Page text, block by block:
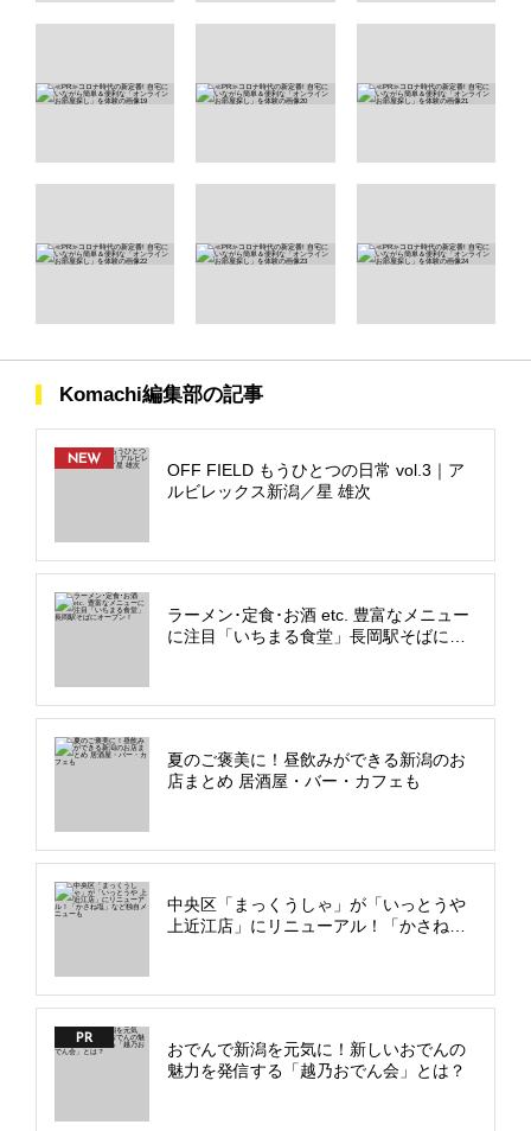
Komachi編集部の記事
NEW
OFF FIELD もうひとつの日常 vol.3｜ア
ルビレックス新潟／星 雄次
ラーメン･定食･お酒 etc. 豊富なメニュー
に注目「いちまる食堂」長岡駅そばにオ
夏のご褒美に！昼飲みができる新潟のお
店まとめ 居酒屋・バー・カフェも
中央区「まっくうしゃ」が「いっとうや
上近江店」にリニューアル！「かさね
PR
おでんで新潟を元気に！新しいおでんの
魅力を発信する「越乃おでん会」とは？